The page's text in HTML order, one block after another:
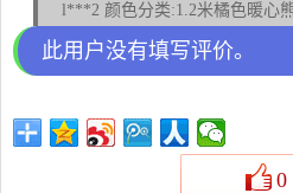
l***2 颜色分类:1.2米橘色暖心
此用户没有填写评价。
0